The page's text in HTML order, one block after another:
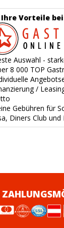
Ihre Vorteile
Auswahl -
8 000 TOP
/
Gebühren für
Diners Club